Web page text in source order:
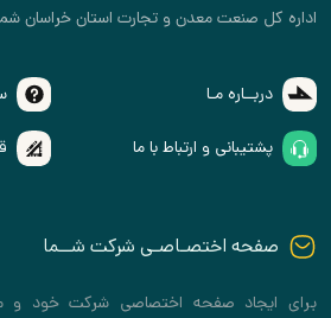
اداره کل صنعت معدن و تجارت استان خراسان
دربــاره مـا
پشتیبانی و ارتباط با ما
صفحه اختصـاصـی شرکت شــما
برای ایجاد صفحه اختصاصی شرکت خود و